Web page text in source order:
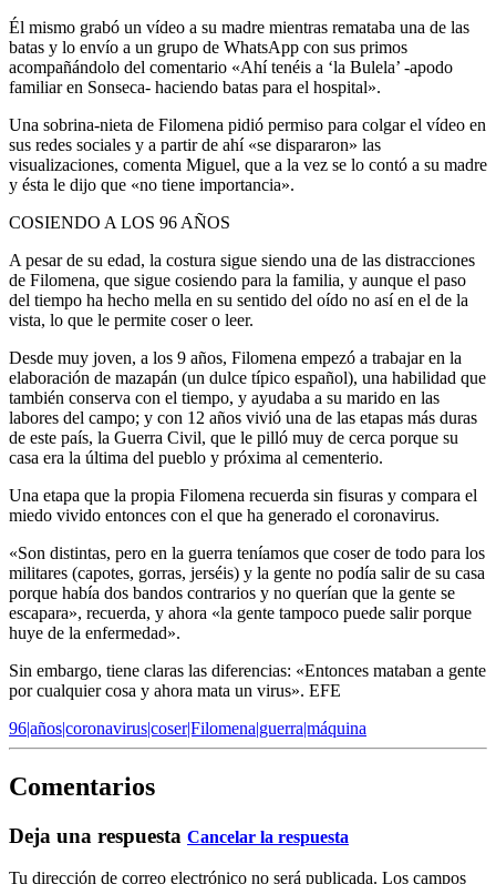
Él mismo grabó un vídeo a su madre mientras remataba una de las
batas y lo envío a un grupo de WhatsApp con sus primos
acompañándolo del comentario «Ahí tenéis a ‘la Bulela’ -apodo
familiar en Sonseca- haciendo batas para el hospital».
Una sobrina-nieta de Filomena pidió permiso para colgar el vídeo en
sus redes sociales y a partir de ahí «se dispararon» las
visualizaciones, comenta Miguel, que a la vez se lo contó a su madre
y ésta le dijo que «no tiene importancia».
COSIENDO A LOS 96 AÑOS
A pesar de su edad, la costura sigue siendo una de las distracciones
de Filomena, que sigue cosiendo para la familia, y aunque el paso
del tiempo ha hecho mella en su sentido del oído no así en el de la
vista, lo que le permite coser o leer.
Desde muy joven, a los 9 años, Filomena empezó a trabajar en la
elaboración de mazapán (un dulce típico español), una habilidad que
también conserva con el tiempo, y ayudaba a su marido en las
labores del campo; y con 12 años vivió una de las etapas más duras
de este país, la Guerra Civil, que le pilló muy de cerca porque su
casa era la última del pueblo y próxima al cementerio.
Una etapa que la propia Filomena recuerda sin fisuras y compara el
miedo vivido entonces con el que ha generado el coronavirus.
«Son distintas, pero en la guerra teníamos que coser de todo para los
militares (capotes, gorras, jerséis) y la gente no podía salir de su casa
porque había dos bandos contrarios y no querían que la gente se
escapara», recuerda, y ahora «la gente tampoco puede salir porque
huye de la enfermedad».
Sin embargo, tiene claras las diferencias: «Entonces mataban a gente
por cualquier cosa y ahora mata un virus». EFE
96|años|coronavirus|coser|Filomena|guerra|máquina
Comentarios
Deja una respuesta Cancelar la respuesta
Tu dirección de correo electrónico no será publicada. Los campos